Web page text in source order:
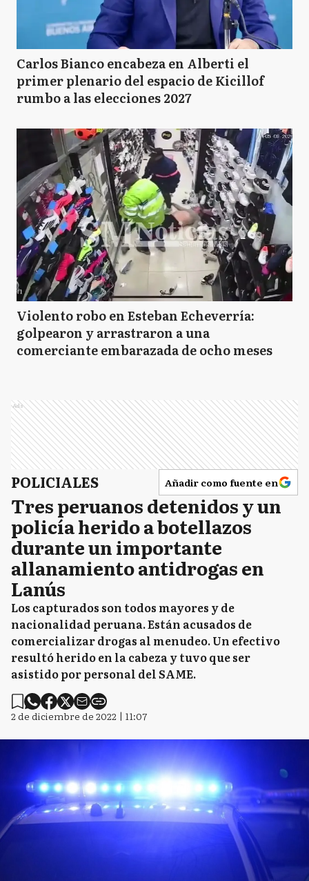
Carlos Bianco encabeza en Alberti el
primer plenario del espacio de Kicillof
rumbo a las elecciones 2027
Violento robo en Esteban Echeverría:
golpearon y arrastraron a una
comerciante embarazada de ocho meses
Ads
POLICIALES Añadir como fuente en
Tres peruanos detenidos y un
policía herido a botellazos
durante un importante
allanamiento antidrogas en
Lanús
Los capturados son todos mayores y de
nacionalidad peruana. Están acusados de
comercializar drogas al menudeo. Un efectivo
resultó herido en la cabeza y tuvo que ser
asistido por personal del SAME.
2 de diciembre de 2022 | 11:07